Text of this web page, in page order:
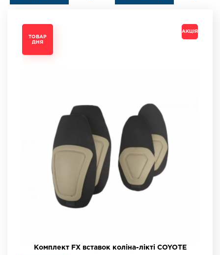
ТОВАР
ДНЯ
АКЦІЯ
Комплект FX вставок коліна-лікті COYOTE
ТОВАР
ДНЯ
АКЦІЯ
ТОВАР
ДНЯ
АКЦІЯ
ТОВАР
ДНЯ
АКЦІЯ